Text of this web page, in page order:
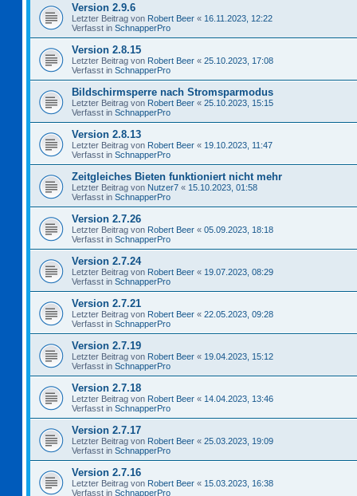
Version 2.9.6
Letzter Beitrag von Robert Beer « 16.11.2023, 12:22
Verfasst in SchnapperPro
Version 2.8.15
Letzter Beitrag von Robert Beer « 25.10.2023, 17:08
Verfasst in SchnapperPro
Bildschirmsperre nach Stromsparmodus
Letzter Beitrag von Robert Beer « 25.10.2023, 15:15
Verfasst in SchnapperPro
Version 2.8.13
Letzter Beitrag von Robert Beer « 19.10.2023, 11:47
Verfasst in SchnapperPro
Zeitgleiches Bieten funktioniert nicht mehr
Letzter Beitrag von Nutzer7 « 15.10.2023, 01:58
Verfasst in SchnapperPro
Version 2.7.26
Letzter Beitrag von Robert Beer « 05.09.2023, 18:18
Verfasst in SchnapperPro
Version 2.7.24
Letzter Beitrag von Robert Beer « 19.07.2023, 08:29
Verfasst in SchnapperPro
Version 2.7.21
Letzter Beitrag von Robert Beer « 22.05.2023, 09:28
Verfasst in SchnapperPro
Version 2.7.19
Letzter Beitrag von Robert Beer « 19.04.2023, 15:12
Verfasst in SchnapperPro
Version 2.7.18
Letzter Beitrag von Robert Beer « 14.04.2023, 13:46
Verfasst in SchnapperPro
Version 2.7.17
Letzter Beitrag von Robert Beer « 25.03.2023, 19:09
Verfasst in SchnapperPro
Version 2.7.16
Letzter Beitrag von Robert Beer « 15.03.2023, 16:38
Verfasst in SchnapperPro